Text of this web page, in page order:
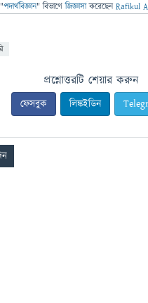
"পদার্থবিজ্ঞান" বিভাগে জিজ্ঞাসাকরেছেনRafikul
প্রশ্নোত্তরটি শেয়ার করুন
ফেসবুক লিঙ্কইডিন